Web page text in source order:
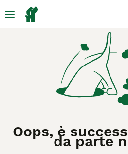
Oops, è
da parte